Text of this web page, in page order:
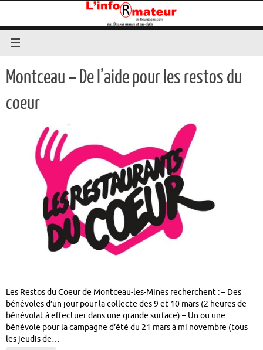
contenu
Montceau – De l’aide pour les restos du
coeur
Les Restos du Coeur de Montceau-les-Mines recherchent : – Des
bénévoles d’un jour pour la collecte des 9 et 10 mars (2 heures de
bénévolat à effectuer dans une grande surface) – Un ou une
bénévole pour la campagne d’été du 21 mars à mi novembre (tous
les jeudis de…